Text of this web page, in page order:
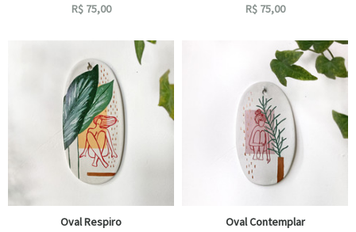
R$ 75,00
R$ 75,00
Oval Respiro
Oval Contemplar